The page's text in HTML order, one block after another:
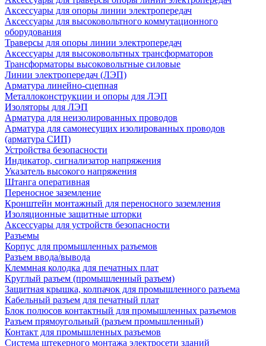
Аксессуары для опоры линии электропередач
Аксессуары для высоковольтного коммутационного
оборудования
Траверсы для опоры линии электропередач
Аксессуары для высоковольтных трансформаторов
Трансформаторы высоковольтные силовые
Линии электропередач (ЛЭП)
Арматура линейно-сцепная
Металлоконструкции и опоры для ЛЭП
Изоляторы для ЛЭП
Арматура для неизолированных проводов
Арматура для самонесущих изолированных проводов
(арматура СИП)
Устройства безопасности
Индикатор, сигнализатор напряжения
Указатель высокого напряжения
Штанга оперативная
Переносное заземление
Кронштейн монтажный для переносного заземления
Изоляционные защитные шторки
Аксессуары для устройств безопасности
Разъемы
Корпус для промышленных разъемов
Разъем ввода/вывода
Клеммная колодка для печатных плат
Круглый разъем (промышленный разъем)
Защитная крышка, колпачок для промышленного разъема
Кабельный разъем для печатный плат
Блок полюсов контактный для промышленных разъемов
Разъем прямоугольный (разъем промышленный)
Контакт для промышленных разъемов
Система штекерного монтажа электросети зданий